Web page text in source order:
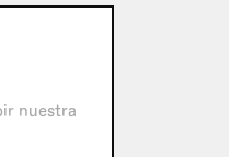
nuestra